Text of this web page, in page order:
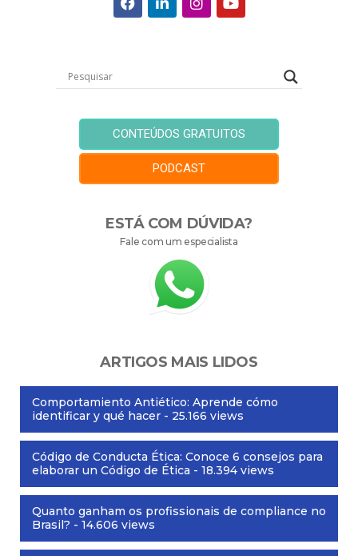
CONTEÚDOS GRATUITOS
PODCAST
ESTÁ COM DÚVIDA?
Fale com um especialista
ARTIGOS MAIS LIDOS
Comportamiento Antiético: Aprende cómo
identificar y qué hacer - 25.166 views
Código de Conducta Ética: Conoce 6 consejos para
elaborar un Código de Ética - 18.394 views
Quanto ganham os profissionais de compliance no
Brasil? - 14.606 views